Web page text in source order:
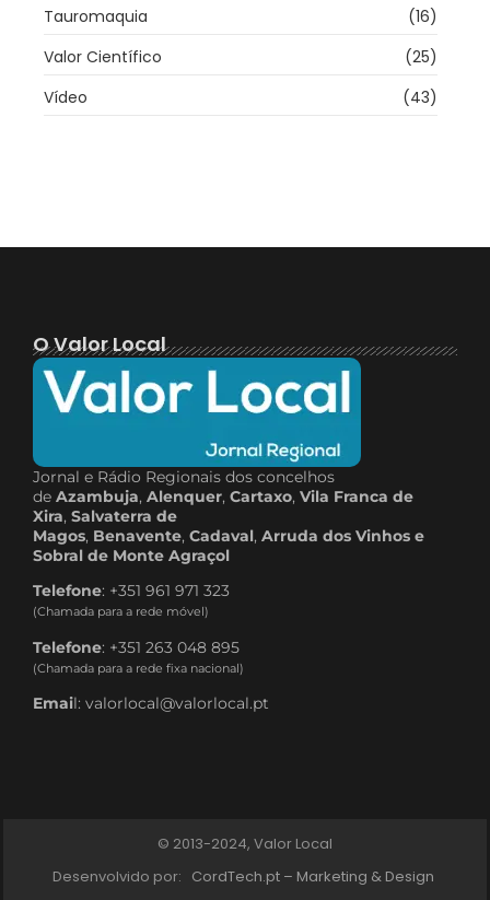
Tauromaquia
(16)
Valor Científico
(25)
Vídeo
(43)
O Valor Local
Jornal e Rádio Regionais dos concelhos
de Azambuja, Alenquer, Cartaxo, Vila Franca de
Xira, Salvaterra de
Magos, Benavente, Cadaval, Arruda dos Vinhos e
Sobral de Monte Agraçol
Telefone: +351 961 971 323
(Chamada para a rede móvel)
Telefone: +351 263 048 895
(Chamada para a rede fixa nacional)
Email: valorlocal@valorlocal.pt
© 2013-2024, Valor Local
Desenvolvido por: CordTech.pt – Marketing & Design